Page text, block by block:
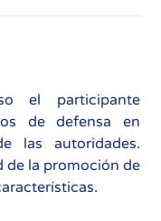
el participante
de defensa en
las autoridades.
de la promoción de